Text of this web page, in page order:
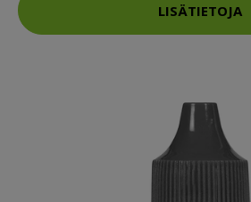
LISÄTIETOJA